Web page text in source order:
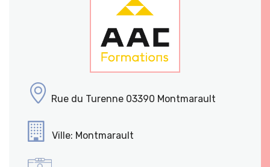
Rue du Turenne 03390 Montmarault
Ville: Montmarault